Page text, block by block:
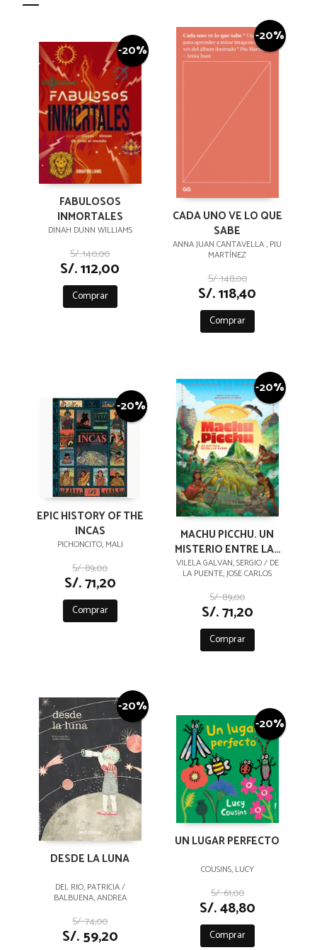
-20%
FABULOSOS
INMORTALES
DINAH DUNN WILLIAMS
S/. 140,00
S/. 112,00
Comprar
-20%
CADA UNO VE LO QUE
SABE
ANNA JUAN CANTAVELLA , PIU
MARTÍNEZ
S/. 148,00
S/. 118,40
Comprar
-20%
EPIC HISTORY OF THE
INCAS
PICHONCITO, MALI
S/. 89,00
S/. 71,20
Comprar
-20%
MACHU PICCHU. UN
MISTERIO ENTRE LAS
NUBES
VILELA GALVAN, SERGIO / DE
LA PUENTE, JOSE CARLOS
S/. 89,00
S/. 71,20
Comprar
-20%
DESDE LA LUNA
DEL RIO, PATRICIA /
BALBUENA, ANDREA
S/. 74,00
S/. 59,20
-20%
UN LUGAR PERFECTO
COUSINS, LUCY
S/. 61,00
S/. 48,80
Comprar